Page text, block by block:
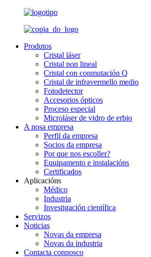
Produtos
Cristal láser
Cristal non lineal
Cristal con conmutación Q
Cristal de infravermello medio
Fotodetector
Accesorios ópticos
Proceso especial
Microláser de vidro de erbio
A nosa empresa
Perfil da empresa
Socios da empresa
Por que nos escoller?
Equipamento e instalacións
Certificados
Aplicacións
Médico
Industria
Investigación científica
Servizos
Noticias
Novas da empresa
Novas da industria
Contacta connosco